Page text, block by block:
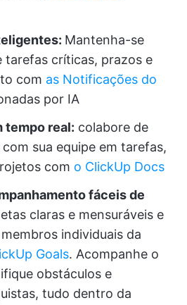
Mantenha-se
tarefas críticas, prazos e
com as Notificações do
por IA
tempo real: colabore de
sua equipe em tarefas,
com o ClickUp Docs
fáceis de
claras e mensuráveis e
individuais da
Goals. Acompanhe o
obstáculos e
tudo dentro da